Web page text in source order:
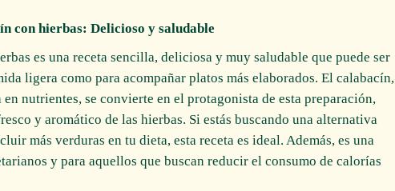
con hierbas: Delicioso y saludable
es una receta sencilla, deliciosa y muy saludable que puede ser
ligera como para acompañar platos más elaborados. El calabacín,
nutrientes, se convierte en el protagonista de esta preparación,
y aromático de las hierbas. Si estás buscando una alternativa
más verduras en tu dieta, esta receta es ideal. Además, es una
y para aquellos que buscan reducir el consumo de calorías